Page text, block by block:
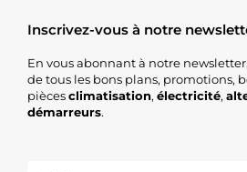
Inscrivez-vous à notre
En vous abonnant à notre
de tous les bons plans, promotions,
piècesclimatisation, électricité,
démarreurs.